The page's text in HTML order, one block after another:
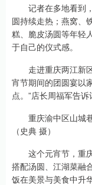
记者在多地看到，
圆持续走热；燕窝、
糕、脆皮汤圆等年轻
于自己的仪式感。
走进重庆两江新区
宵节期间的团圆宴以
点。”店长周福军告诉
重庆渝中区山城巷
（史典 摄）
这个元宵节，重庆
搭配汤圆、江湖菜融
饭在美景与美食中升华